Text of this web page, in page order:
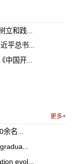
立和践...
平总书...
中国开...
更多+
余名...
evol...